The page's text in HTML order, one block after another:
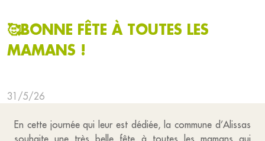
🥰BONNE FÊTE À TOUTES LES
MAMANS !
31/5/26
En cette journée qui leur est dédiée, la commune d’Alissas
souhaite une très belle fête à toutes les mamans qui